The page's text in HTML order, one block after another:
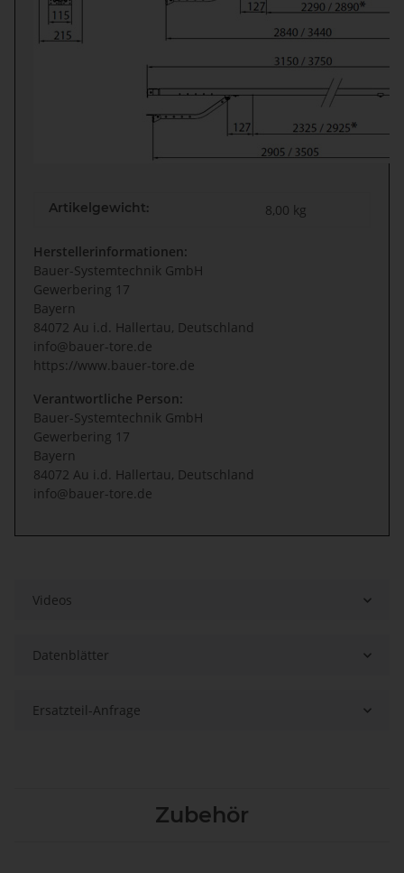
Artikelgewicht: 8,00 kg
Herstellerinformationen:
Bauer-Systemtechnik GmbH
Gewerbering 17
Bayern
84072 Au i.d. Hallertau, Deutschland
info@bauer-tore.de
https://www.bauer-tore.de
Verantwortliche Person:
Bauer-Systemtechnik GmbH
Gewerbering 17
Bayern
84072 Au i.d. Hallertau, Deutschland
info@bauer-tore.de
Videos
Datenblätter
Ersatzteil-Anfrage
Zubehör